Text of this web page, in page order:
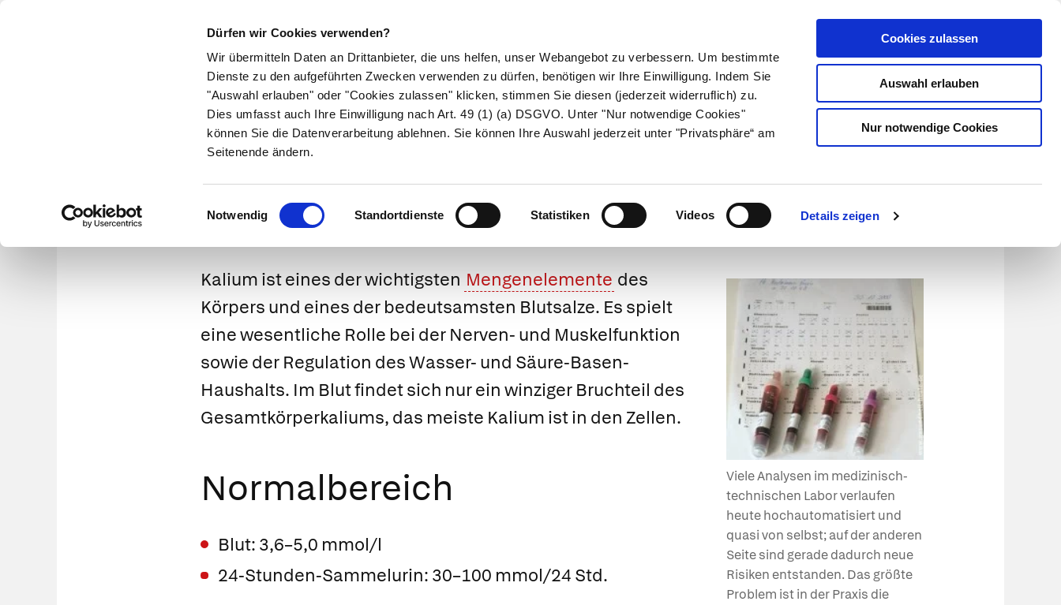
Dürfen wir Cookies verwenden?
Wir übermitteln Daten an Drittanbieter, die uns helfen, unser Webangebot zu verbessern. Um bestimmte
Dienste zu den aufgeführten Zwecken verwenden zu dürfen, benötigen wir Ihre Einwilligung. Indem Sie
"Auswahl erlauben" oder "Cookies zulassen" klicken, stimmen Sie diesen (jederzeit widerruflich) zu.
Dies umfasst auch Ihre Einwilligung nach Art. 49 (1) (a) DSGVO. Unter "Nur notwendige Cookies"
können Sie die Datenverarbeitung ablehnen. Sie können Ihre Auswahl jederzeit unter "Privatsphäre“ am
Seitenende ändern.
Einwilligungsauswahl
Notwendig Standortdienste Statistiken Videos Details zeigen
Cookies zulassen
Auswahl erlauben
Nur notwendige Cookies
Kundenlogin
Suche
Symptome Therapie Medikamente Naturheilkunde Eltern & Kind Gesund leben Über uns
Calium (Kalium)
Viele Analysen im medizinisch-
technischen Labor verlaufen
heute hochautomatisiert und
quasi von selbst; auf der anderen
Seite sind gerade dadurch neue
Risiken entstanden. Das größte
Problem ist in der Praxis die
Kalium ist eines der wichtigsten Mengenelemente des
Körpers und eines der bedeutsamsten Blutsalze. Es spielt
eine wesentliche Rolle bei der Nerven- und Muskelfunktion
sowie der Regulation des Wasser- und Säure-Basen-
Haushalts. Im Blut findet sich nur ein winziger Bruchteil des
Gesamtkörperkaliums, das meiste Kalium ist in den Zellen.
Normalbereich
Blut: 3,6–5,0 mmol/l
24-Stunden-Sammelurin: 30–100 mmol/24 Std.